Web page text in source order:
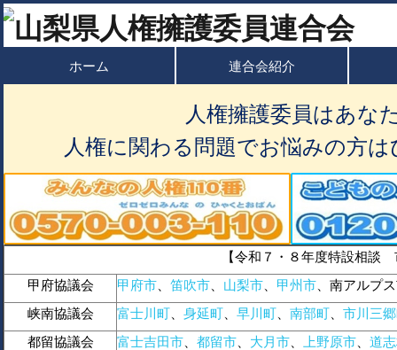
ホーム 連合会紹介
人権擁護委員はあな
人権に関わる問題でお悩みの方
【令和７・８年度特設相談
甲府協議会
甲府市 笛吹市 山梨市 甲州市 、南アルプ
峡南協議会
富士川町 身延町 早川町 南部町
市川三
都留協議会
富士吉田市 都留市 大月市 上野原市 道